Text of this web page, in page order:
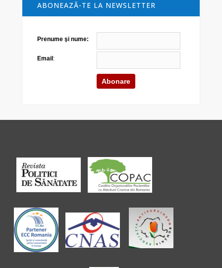
ABONEAZĂ-TE LA NEWSLETTER
Prenume şi nume:
Email :